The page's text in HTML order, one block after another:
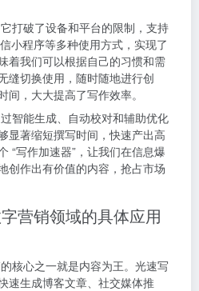
它打破了设备和平台的限制，支持
小程序等多种使用方式，实现了
着我们可以根据自己的习惯和需
缝切换使用，随时随地进行创
间，大大提高了写作效率。
过智能生成、自动校对和辅助优化
显著缩短撰写时间，快速产出高
“写作加速器”，让我们在信息爆
创作出有价值的内容，抢占市场
营销领域的具体应用
的核心之一就是内容为王。光速写
速生成博客文章、社交媒体推